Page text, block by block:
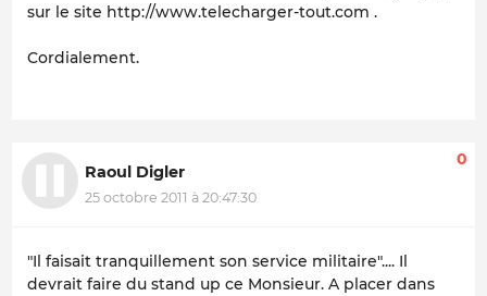
sur le site http://www.telecharger-tout.com .
Cordialement.
Raoul Digler
25 octobre 2011 à 20:47:30
0
"Il faisait tranquillement son service militaire".... Il
devrait faire du stand up ce Monsieur. A placer dans